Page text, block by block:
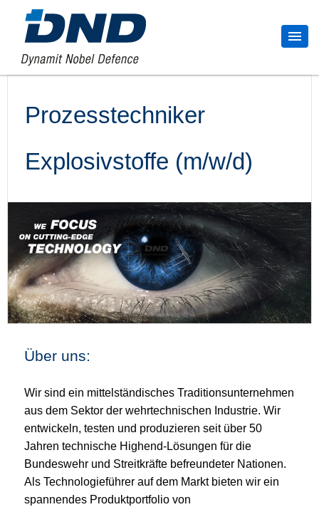
Prozesstechniker
Explosivstoffe (m/w/d)
Über uns:
Wir sind ein mittelständisches Traditionsunternehmen
aus dem Sektor der wehrtechnischen Industrie. Wir
entwickeln, testen und produzieren seit über 50
Jahren technische Highend-Lösungen für die
Bundeswehr und Streitkräfte befreundeter Nationen.
Als Technologieführer auf dem Markt bieten wir ein
spannendes Produktportfolio von